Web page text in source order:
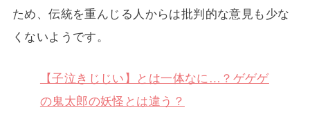
ため、伝統を重んじる人からは批判的な意見も少な
くないようです。
【子泣きじじい】とは一体なに…？ゲゲゲ
の鬼太郎の妖怪とは違う？